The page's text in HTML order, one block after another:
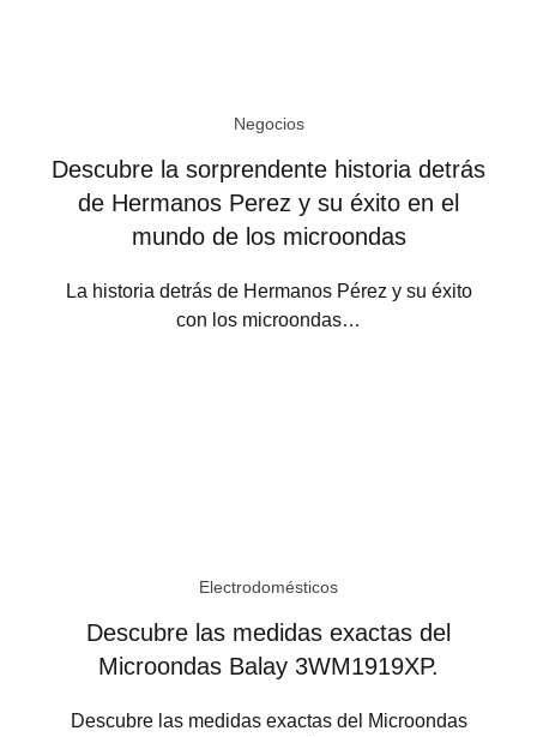
Negocios
Descubre la sorprendente historia detrás
de Hermanos Perez y su éxito en el
mundo de los microondas
La historia detrás de Hermanos Pérez y su éxito
con los microondas…
Electrodomésticos
Descubre las medidas exactas del
Microondas Balay 3WM1919XP.
Descubre las medidas exactas del Microondas